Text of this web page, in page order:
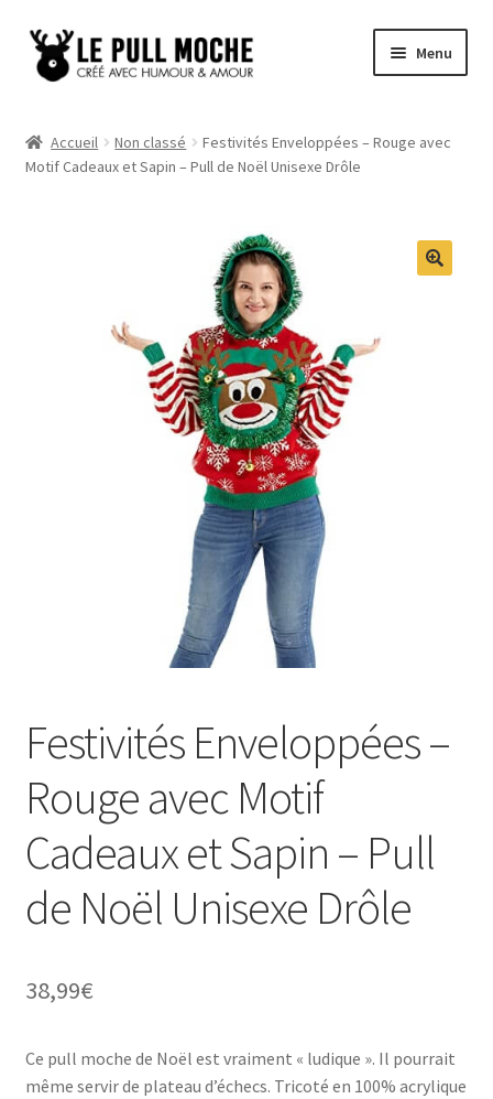
Aller
Aller
au
Menu
Pull Noël Femme
Pull Noël Promo
Accueil Non classé
Festivités Enveloppées – Rouge avec
Motif Cadeaux et Sapin – Pull de Noël Unisexe Drôle
Festivités Enveloppées –
Rouge avec Motif
Cadeaux et Sapin – Pull
de Noël Unisexe Drôle
38,99€
Ce pull moche de Noël est vraiment « ludique ». Il pourrait
même servir de plateau d’échecs. Tricoté en 100% acrylique